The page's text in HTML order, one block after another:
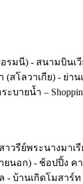
รมนี) - สนามบินเ
สโลวาเกีย) - ย่าน
ายน้ำ –
วรีย์พระนางมาเรี
นอก) - ช้อปปิ้ง ค
- บ้านเกิดโมสาร์ท